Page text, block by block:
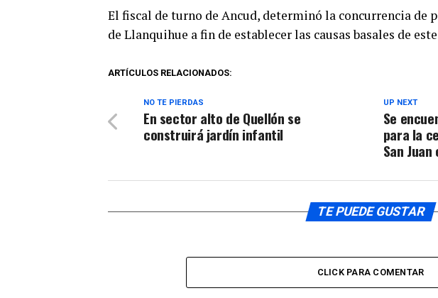
El fiscal de turno de Ancud, determinó la concurrencia de
de Llanquihue a fin de establecer las causas basales de
ARTÍCULOS RELACIONADOS:
UP NEXT
Se
para la
San
NO TE PIERDAS
En sector alto de Quellón se
construirá jardín infantil
TE PUEDE GUSTAR
CLICK PARA COMENTAR